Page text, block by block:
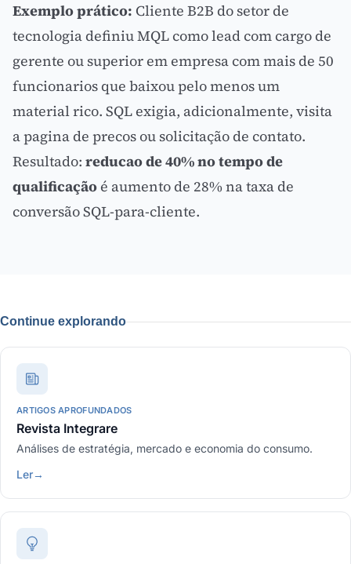
Exemplo prático: Cliente B2B do setor de
tecnologia definiu MQL como lead com cargo de
gerente ou superior em empresa com mais de 50
funcionarios que baixou pelo menos um
material rico. SQL exigia, adicionalmente, visita
a pagina de precos ou solicitação de contato.
Resultado: reducao de 40% no tempo de
qualificação é aumento de 28% na taxa de
conversão SQL-para-cliente.
Continue explorando
ARTIGOS APROFUNDADOS
Revista Integrare
Análises de estratégia, mercado e economia do consumo.
Ler→